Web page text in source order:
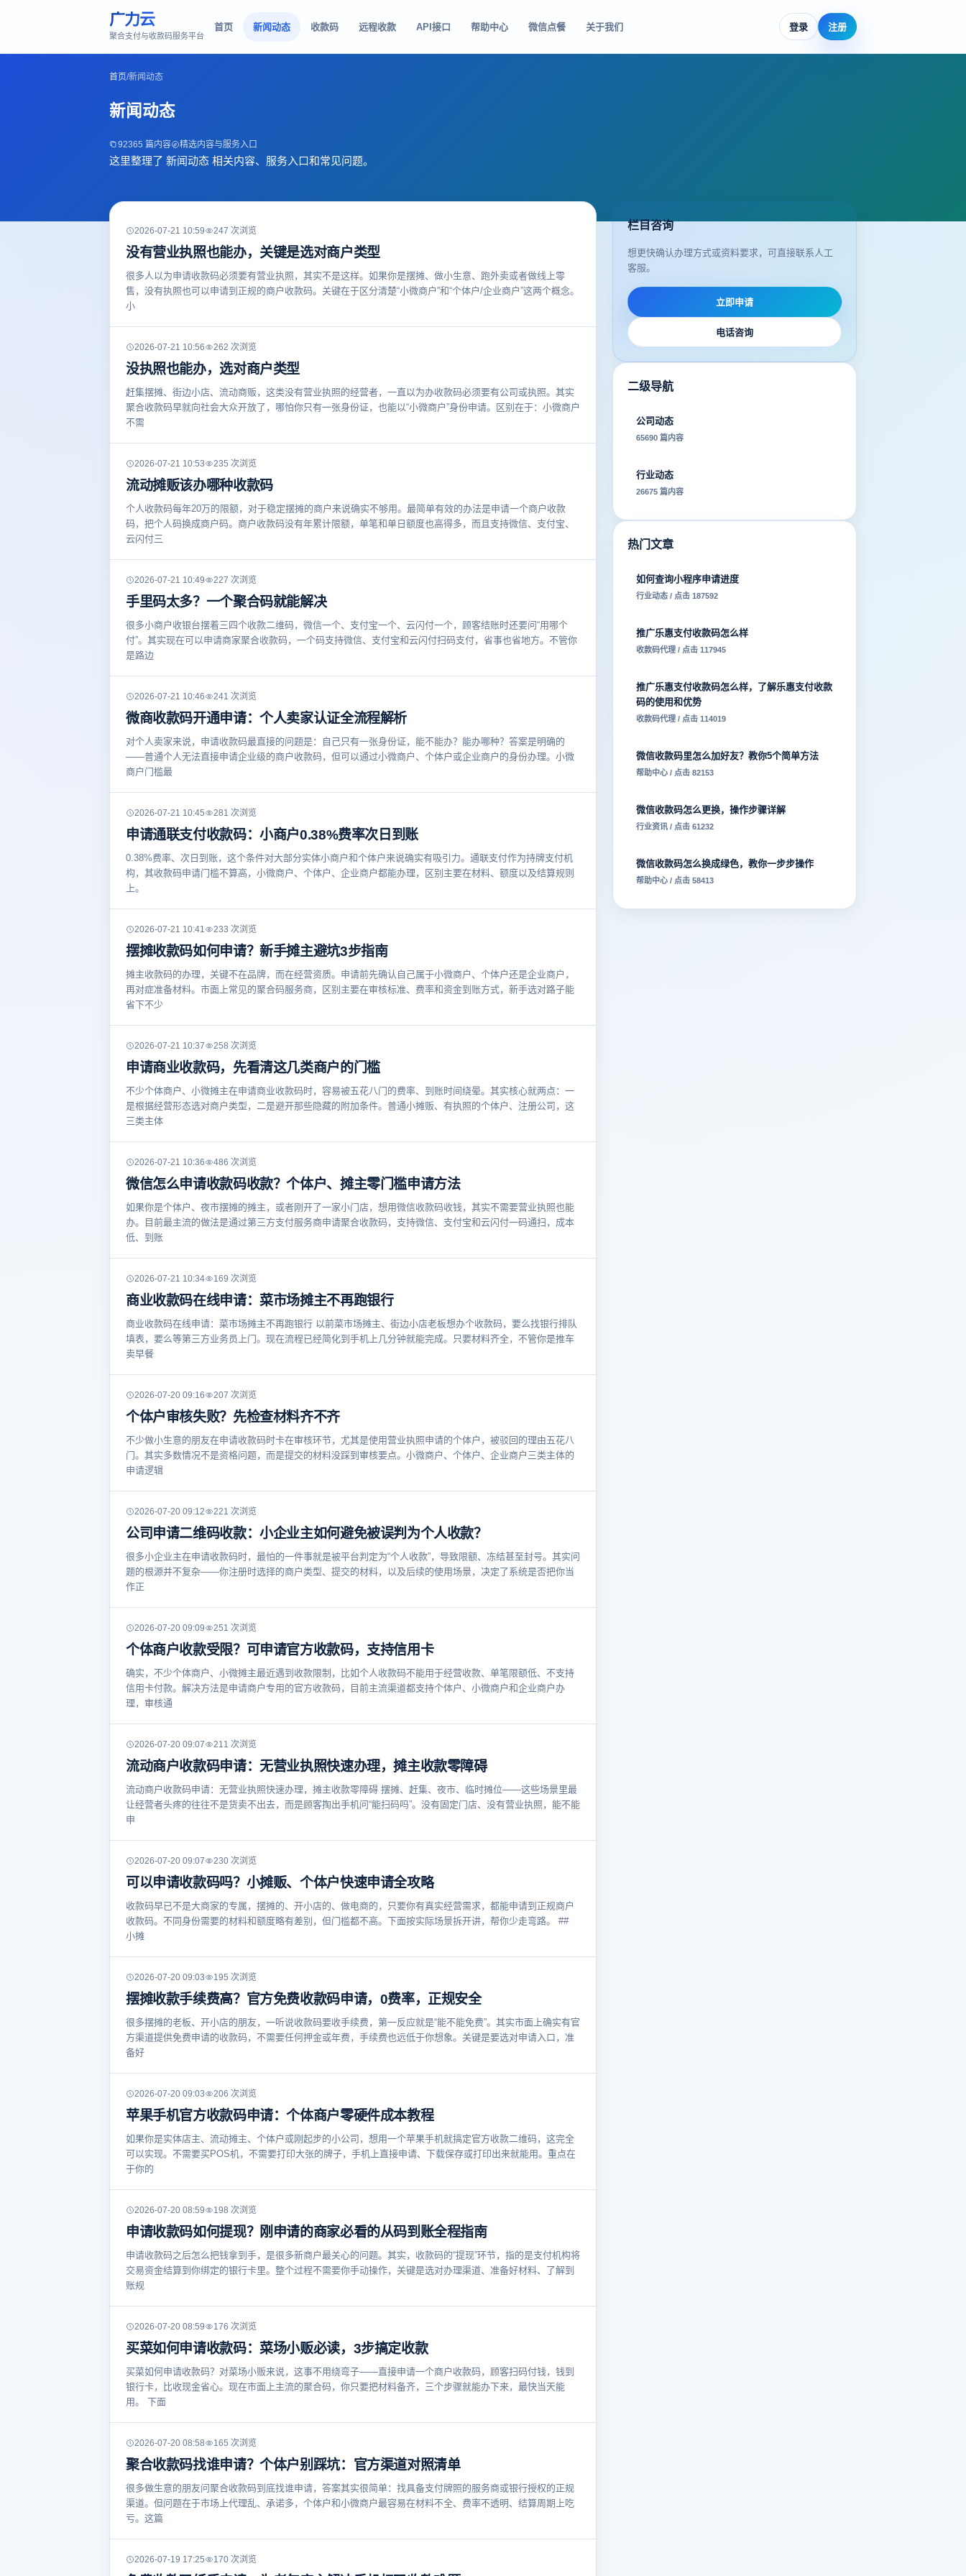
广力云
聚合支付与收款码服务平台
首页 新闻动态 收款码 远程收款 API接口 帮助中心 微信点餐 关于我们 登录 注册
首页/新闻动态
新闻动态
92365 篇内容 精选内容与服务入口
这里整理了 新闻动态 相关内容、服务入口和常见问题。
2026-07-21 10:59 247 次浏览
没有营业执照也能办，关键是选对商户类型
很多人以为申请收款码必须要有营业执照，其实不是这样。如果你是摆摊、做小生意、跑外卖或者做线上零
售，没有执照也可以申请到正规的商户收款码。关键在于区分清楚“小微商户”和“个体户/企业商户”这两个概念。
小
2026-07-21 10:56 262 次浏览
没执照也能办，选对商户类型
赶集摆摊、街边小店、流动商贩，这类没有营业执照的经营者，一直以为办收款码必须要有公司或执照。其实
聚合收款码早就向社会大众开放了，哪怕你只有一张身份证，也能以“小微商户”身份申请。区别在于：小微商户
不需
2026-07-21 10:53 235 次浏览
流动摊贩该办哪种收款码
个人收款码每年20万的限额，对于稳定摆摊的商户来说确实不够用。最简单有效的办法是申请一个商户收款
码，把个人码换成商户码。商户收款码没有年累计限额，单笔和单日额度也高得多，而且支持微信、支付宝、
云闪付三
2026-07-21 10:49 227 次浏览
手里码太多？一个聚合码就能解决
很多小商户收银台摆着三四个收款二维码，微信一个、支付宝一个、云闪付一个，顾客结账时还要问“用哪个
付”。其实现在可以申请商家聚合收款码，一个码支持微信、支付宝和云闪付扫码支付，省事也省地方。不管你
是路边
2026-07-21 10:46 241 次浏览
微商收款码开通申请：个人卖家认证全流程解析
对个人卖家来说，申请收款码最直接的问题是：自己只有一张身份证，能不能办？能办哪种？答案是明确的
——普通个人无法直接申请企业级的商户收款码，但可以通过小微商户、个体户或企业商户的身份办理。小微
商户门槛最
2026-07-21 10:45 281 次浏览
申请通联支付收款码：小商户0.38%费率次日到账
0.38%费率、次日到账，这个条件对大部分实体小商户和个体户来说确实有吸引力。通联支付作为持牌支付机
构，其收款码申请门槛不算高，小微商户、个体户、企业商户都能办理，区别主要在材料、额度以及结算规则
上。
2026-07-21 10:41 233 次浏览
摆摊收款码如何申请？新手摊主避坑3步指南
摊主收款码的办理，关键不在品牌，而在经营资质。申请前先确认自己属于小微商户、个体户还是企业商户，
再对症准备材料。市面上常见的聚合码服务商，区别主要在审核标准、费率和资金到账方式，新手选对路子能
省下不少
2026-07-21 10:37 258 次浏览
申请商业收款码，先看清这几类商户的门槛
不少个体商户、小微摊主在申请商业收款码时，容易被五花八门的费率、到账时间绕晕。其实核心就两点：一
是根据经营形态选对商户类型，二是避开那些隐藏的附加条件。普通小摊贩、有执照的个体户、注册公司，这
三类主体
2026-07-21 10:36 486 次浏览
微信怎么申请收款码收款？个体户、摊主零门槛申请方法
如果你是个体户、夜市摆摊的摊主，或者刚开了一家小门店，想用微信收款码收钱，其实不需要营业执照也能
办。目前最主流的做法是通过第三方支付服务商申请聚合收款码，支持微信、支付宝和云闪付一码通扫，成本
低、到账
2026-07-21 10:34 169 次浏览
商业收款码在线申请：菜市场摊主不再跑银行
商业收款码在线申请：菜市场摊主不再跑银行 以前菜市场摊主、街边小店老板想办个收款码，要么找银行排队
填表，要么等第三方业务员上门。现在流程已经简化到手机上几分钟就能完成。只要材料齐全，不管你是推车
卖早餐
2026-07-20 09:16 207 次浏览
个体户审核失败？先检查材料齐不齐
不少做小生意的朋友在申请收款码时卡在审核环节，尤其是使用营业执照申请的个体户，被驳回的理由五花八
门。其实多数情况不是资格问题，而是提交的材料没踩到审核要点。小微商户、个体户、企业商户三类主体的
申请逻辑
2026-07-20 09:12 221 次浏览
公司申请二维码收款：小企业主如何避免被误判为个人收款？
很多小企业主在申请收款码时，最怕的一件事就是被平台判定为“个人收款”，导致限额、冻结甚至封号。其实问
题的根源并不复杂——你注册时选择的商户类型、提交的材料，以及后续的使用场景，决定了系统是否把你当
作正
2026-07-20 09:09 251 次浏览
个体商户收款受限？可申请官方收款码，支持信用卡
确实，不少个体商户、小微摊主最近遇到收款限制，比如个人收款码不能用于经营收款、单笔限额低、不支持
信用卡付款。解决方法是申请商户专用的官方收款码，目前主流渠道都支持个体户、小微商户和企业商户办
理，审核通
2026-07-20 09:07 211 次浏览
流动商户收款码申请：无营业执照快速办理，摊主收款零障碍
流动商户收款码申请：无营业执照快速办理，摊主收款零障碍 摆摊、赶集、夜市、临时摊位——这些场景里最
让经营者头疼的往往不是货卖不出去，而是顾客掏出手机问“能扫码吗”。没有固定门店、没有营业执照，能不能
申
2026-07-20 09:07 230 次浏览
可以申请收款码吗？小摊贩、个体户快速申请全攻略
收款码早已不是大商家的专属，摆摊的、开小店的、做电商的，只要你有真实经营需求，都能申请到正规商户
收款码。不同身份需要的材料和额度略有差别，但门槛都不高。下面按实际场景拆开讲，帮你少走弯路。 ##
小摊
2026-07-20 09:03 195 次浏览
摆摊收款手续费高？官方免费收款码申请，0费率，正规安全
很多摆摊的老板、开小店的朋友，一听说收款码要收手续费，第一反应就是“能不能免费”。其实市面上确实有官
方渠道提供免费申请的收款码，不需要任何押金或年费，手续费也远低于你想象。关键是要选对申请入口，准
备好
2026-07-20 09:03 206 次浏览
苹果手机官方收款码申请：个体商户零硬件成本教程
如果你是实体店主、流动摊主、个体户或刚起步的小公司，想用一个苹果手机就搞定官方收款二维码，这完全
可以实现。不需要买POS机，不需要打印大张的牌子，手机上直接申请、下载保存或打印出来就能用。重点在
于你的
2026-07-20 08:59 198 次浏览
申请收款码如何提现？刚申请的商家必看的从码到账全程指南
申请收款码之后怎么把钱拿到手，是很多新商户最关心的问题。其实，收款码的“提现”环节，指的是支付机构将
交易资金结算到你绑定的银行卡里。整个过程不需要你手动操作，关键是选对办理渠道、准备好材料、了解到
账规
2026-07-20 08:59 176 次浏览
买菜如何申请收款码：菜场小贩必读，3步搞定收款
买菜如何申请收款码？对菜场小贩来说，这事不用绕弯子——直接申请一个商户收款码，顾客扫码付钱，钱到
银行卡，比收现金省心。现在市面上主流的聚合码，你只要把材料备齐，三个步骤就能办下来，最快当天能
用。 下面
2026-07-20 08:58 165 次浏览
聚合收款码找谁申请？个体户别踩坑：官方渠道对照清单
很多做生意的朋友问聚合收款码到底找谁申请，答案其实很简单：找具备支付牌照的服务商或银行授权的正规
渠道。但问题在于市场上代理乱、承诺多，个体户和小微商户最容易在材料不全、费率不透明、结算周期上吃
亏。这篇
2026-07-19 17:25 170 次浏览
栏目咨询
想更快确认办理方式或资料要求，可直接联系人工
客服。
立即申请
电话咨询
二级导航
公司动态
65690 篇内容
行业动态
26675 篇内容
热门文章
如何查询小程序申请进度
行业动态 / 点击 187592
推广乐惠支付收款码怎么样
收款码代理 / 点击 117945
推广乐惠支付收款码怎么样，了解乐惠支付收款
码的使用和优势
收款码代理 / 点击 114019
微信收款码里怎么加好友？教你5个简单方法
帮助中心 / 点击 82153
微信收款码怎么更换，操作步骤详解
行业资讯 / 点击 61232
微信收款码怎么换成绿色，教你一步步操作
帮助中心 / 点击 58413